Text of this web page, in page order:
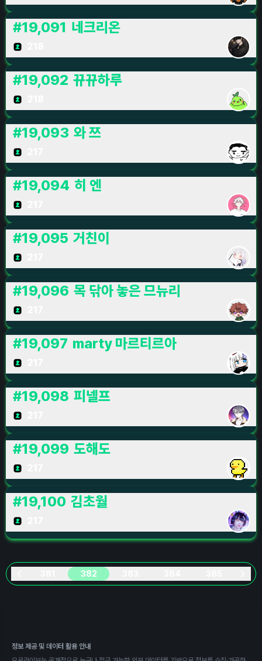
#19,091 네크리온
#19,092 뀨뀨하루
#19,093 와 쯔
#19,094 히 엔
#19,095 거친이
#19,096 목 닦아 놓은 므뉴리
#19,097 marty 마르티르아
#19,098 피넬프
#19,099 도해도
#19,100 김초월
382
정보 제공 및 데이터 활용 안내